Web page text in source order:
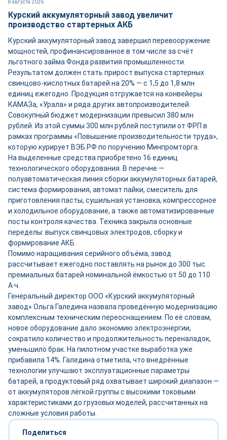
8 августа 2026
Курский аккумуляторный завод увеличит
производство стартерных АКБ
Курский аккумуляторный завод завершил перевооружение
мощностей, профинансированное в том числе за счёт
льготного займа Фонда развития промышленности.
Результатом должен стать прирост выпуска стартерных
свинцово-кислотных батарей на 20% — с 1,5 до 1,8 млн
единиц ежегодно. Продукция отгружается на конвейеры
КАМАЗа, «Урала» и ряда других автопроизводителей.
Совокупный бюджет модернизации превысил 380 млн
рублей. Из этой суммы 300 млн рублей поступили от ФРП в
рамках программы «Повышение производительности труда»,
которую курирует ВЭБ.РФ по поручению Минпромторга.
На выделенные средства приобретено 16 единиц
технологического оборудования. В перечне —
полуавтоматическая линия сборки аккумуляторных батарей,
система формирования, автомат пайки, смеситель для
приготовления пасты, сушильная установка, компрессорное
и холодильное оборудование, а также автоматизированные
посты контроля качества. Техника закрыла основные
переделы: выпуск свинцовых электродов, сборку и
формирование АКБ.
Помимо наращивания серийного объёма, завод
рассчитывает ежегодно поставлять на рынок до 300 тыс.
премиальных батарей номинальной ёмкостью от 50 до 110
А·ч.
Генеральный директор ООО «Курский аккумуляторный
завод» Ольга Галедина назвала проведённую модернизацию
комплексным техническим переоснащением. По её словам,
новое оборудование дало экономию электроэнергии,
сократило количество и продолжительность переналадок,
уменьшило брак. На пилотном участке выработка уже
прибавила 14%. Галедина отметила, что внедрённые
технологии улучшают эксплуатационные параметры
батарей, а продуктовый ряд охватывает широкий диапазон —
от аккумуляторов лёгкой группы с высокими токовыми
характеристиками до грузовых моделей, рассчитанных на
сложные условия работы.
Поделиться